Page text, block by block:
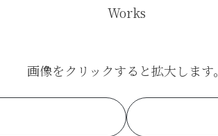
Works
画像をクリックすると拡大します。